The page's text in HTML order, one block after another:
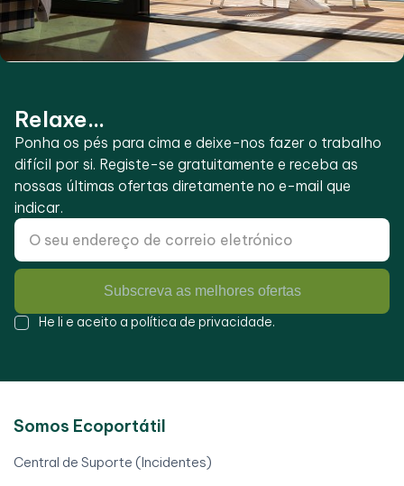
Relaxe...
Ponha os pés para cima e deixe-nos fazer o trabalho
difícil por si. Registe-se gratuitamente e receba as
nossas últimas ofertas diretamente no e-mail que
indicar.
Subscreva as melhores ofertas
He li e aceito a política de privacidade.
Somos Ecoportátil
Central de Suporte (Incidentes)